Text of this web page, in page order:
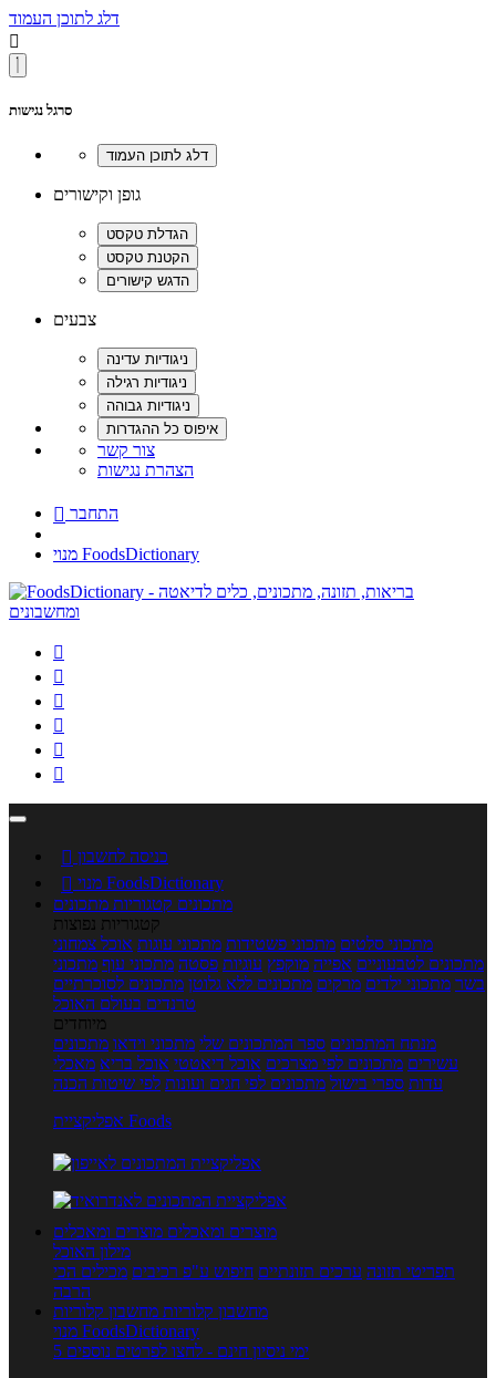
דלג לתוכן העמוד

סרגל נגישות
גופן וקישורים
צבעים
צור קשר
הצהרת נגישות
 התחבר
מנוי FoodsDictionary






 כניסה לחשבון

מנוי FoodsDictionary
מתכונים קטגוריות מתכונים
קטגוריות נפוצות
מתכוני סלטים מתכוני פשטידות מתכוני עוגות אוכל צמחוני
מתכונים לטבעוניים אפייה מוקפץ עוגיות פסטה מתכוני עוף מתכוני
בשר מתכוני ילדים מרקים מתכונים ללא גלוטן מתכונים לסוכרתיים
טרנדים בעולם האוכל
מיוחדים
מנתח המתכונים ספר המתכונים שלי מתכוני וידאו מתכונים
עשירים מתכונים לפי מצרכים אוכל דיאטטי אוכל בריא מאכלי
עדות ספרי בישול מתכונים לפי חגים ועונות לפי שיטות הכנה
אפליקציית Foods
מוצרים ומאכלים מוצרים ומאכלים
מילון האוכל
תפריטי תזונה ערכים תזונתיים חיפוש ע"פ רכיבים מכילים הכי
הרבה
מחשבון קלוריות מחשבון קלוריות
מנוי FoodsDictionary
5 ימי ניסיון חינם - לחצו לפרטים נוספים